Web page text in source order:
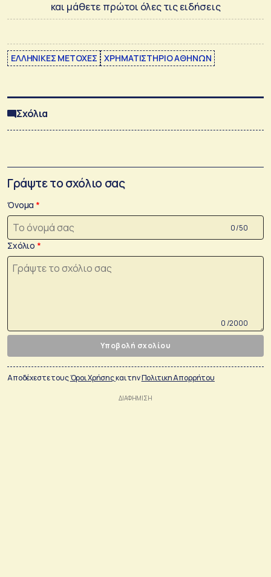
και μάθετε πρώτοι όλες τις ειδήσεις
ΕΛΛΗΝΙΚΕΣ ΜΕΤΟΧΕΣ ΧΡΗΜΑΤΙΣΤΗΡΙΟ ΑΘΗΝΩΝ
Σχόλια
Γράψτε το σχόλιο σας
Όνομα
0 /50
Σχόλιο
0 /2000
Υποβολή σχολίου
Αποδέχεστε τουςΌροι Χρήσηςκαι τηνΠολιτικη Απορρήτου